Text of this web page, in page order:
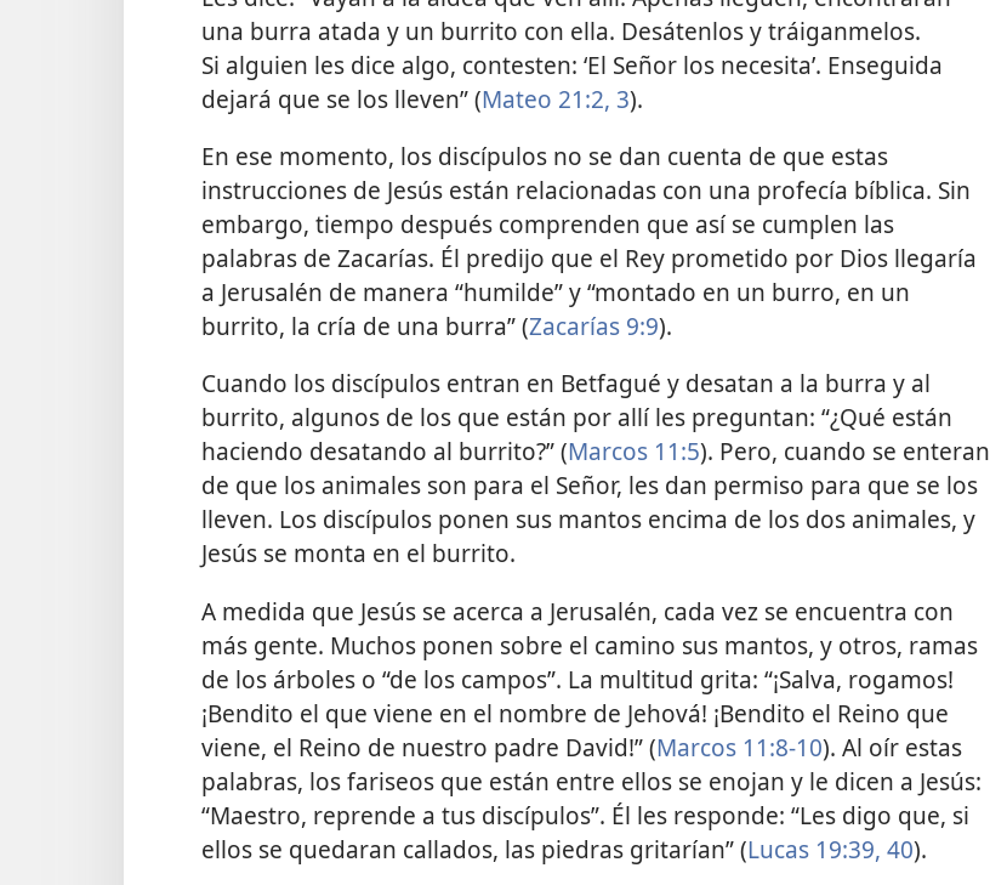
una burra atada y un burrito con ella. Desátenlos y tráiganmelos.
Si alguien les dice algo, contesten: ‘El Señor los necesita’. Enseguida
dejará que se los lleven” (Mateo 21:2, 3).
En ese momento, los discípulos no se dan cuenta de que estas
instrucciones de Jesús están relacionadas con una profecía bíblica. Sin
embargo, tiempo después comprenden que así se cumplen las
palabras de Zacarías. Él predijo que el Rey prometido por Dios llegaría
a Jerusalén de manera “humilde” y “montado en un burro, en un
burrito, la cría de una burra” (Zacarías 9:9).
Cuando los discípulos entran en Betfagué y desatan a la burra y al
burrito, algunos de los que están por allí les preguntan: “¿Qué están
haciendo desatando al burrito?” (Marcos 11:5). Pero, cuando se enteran
de que los animales son para el Señor, les dan permiso para que se los
lleven. Los discípulos ponen sus mantos encima de los dos animales, y
Jesús se monta en el burrito.
A medida que Jesús se acerca a Jerusalén, cada vez se encuentra con
más gente. Muchos ponen sobre el camino sus mantos, y otros, ramas
de los árboles o “de los campos”. La multitud grita: “¡Salva, rogamos!
¡Bendito el que viene en el nombre de Jehová! ¡Bendito el Reino que
viene, el Reino de nuestro padre David!” (Marcos 11:8-10). Al oír estas
palabras, los fariseos que están entre ellos se enojan y le dicen a Jesús:
“Maestro, reprende a tus discípulos”. Él les responde: “Les digo que, si
ellos se quedaran callados, las piedras gritarían” (Lucas 19:39, 40).